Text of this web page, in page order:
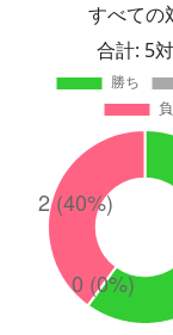
すべての
合計: 5